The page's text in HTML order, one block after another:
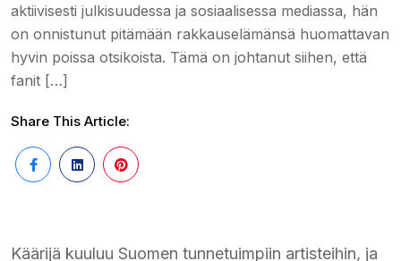
aktiivisesti julkisuudessa ja sosiaalisessa mediassa, hän
on onnistunut pitämään rakkauselämänsä huomattavan
hyvin poissa otsikoista. Tämä on johtanut siihen, että
fanit […]
Share This Article:
Käärijä kuuluu Suomen tunnetuimpiin artisteihin, ja